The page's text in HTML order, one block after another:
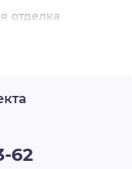
которых
станет
а
что находится
отделка
62